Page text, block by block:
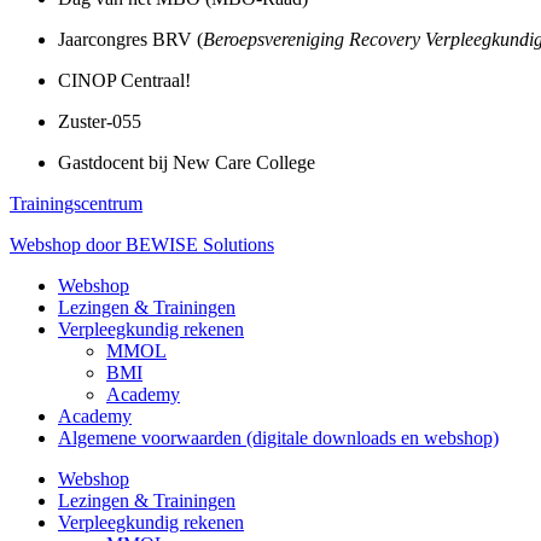
Jaarcongres BRV (Beroepsvereniging Recovery
CINOP Centraal!
Zuster-055
Gastdocent bij New Care College
Trainingscentrum
Webshop door BEWISE Solutions
Webshop
Lezingen & Trainingen
Verpleegkundig rekenen
MMOL
BMI
Academy
Academy
Algemene voorwaarden (digitale downloads en webshop)
Webshop
Lezingen & Trainingen
Verpleegkundig rekenen